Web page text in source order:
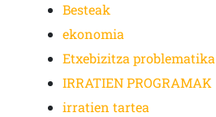
Besteak
ekonomia
Etxebizitza problematika
IRRATIEN PROGRAMAK
irratien tartea